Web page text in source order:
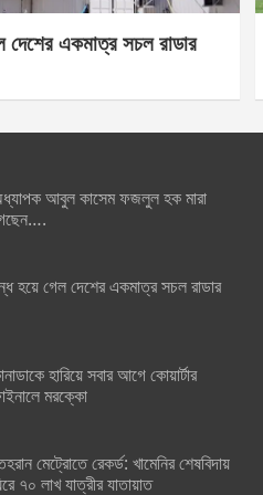
দেশের একমাত্র সচল রাডার
আবুল কাসেম ফজলুল হক মারা
হয়ে গেল দেশের একমাত্র সচল রাডার
হারিয়ে সবার আগে কোয়ার্টার
মরক্কো
মেট্রোতে রেকর্ড: খামেনির শেষবিদায়
৭০ লাখ যাত্রীর যাতায়াত